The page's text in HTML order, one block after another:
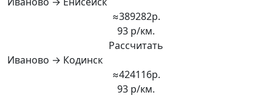
≈389282р.
93 р/км.
Рассчитать
Иваново → Кодинск
≈424116р.
93 р/км.